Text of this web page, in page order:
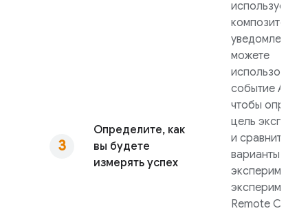
Определите, как
вы будете
измерять успех
используется
композитор
уведомлений,
можете
использовать
событие
чтобы
цель
и сравнить
варианты
эксперименте
Remote Config